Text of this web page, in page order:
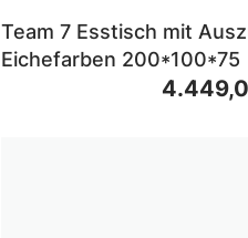
Team 7 Esstisch mit
Eichefarben 200*100*75